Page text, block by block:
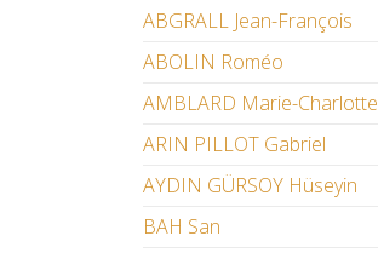
ABGRALL Jean-François
ABOLIN Roméo
AMBLARD Marie-Charlotte
ARIN PILLOT Gabriel
AYDIN GÜRSOY Hüseyin
BAH San